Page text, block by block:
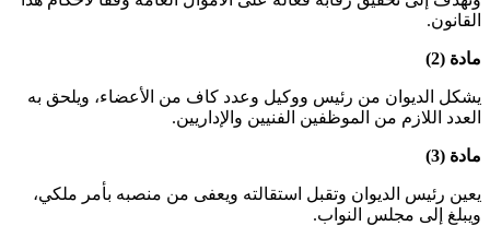
القانون.
مادة (2)
يشكل الديوان من رئيس ووكيل وعدد كاف من الأعضاء، ويلحق به
العدد اللازم من الموظفين الفنيين والإداريين.
مادة (3)
يعين رئيس الديوان وتقبل استقالته ويعفى من منصبه بأمر ملكي،
ويبلغ إلى مجلس النواب.